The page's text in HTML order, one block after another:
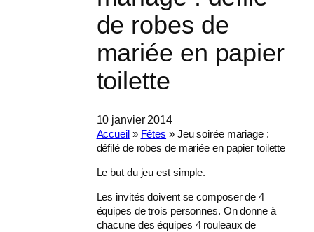
de robes de
mariée en papier
toilette
10 janvier 2014
Accueil » Fêtes » Jeu soirée mariage :
défilé de robes de mariée en papier toilette
Le but du jeu est simple.
Les invités doivent se composer de 4
équipes de trois personnes. On donne à
chacune des équipes 4 rouleaux de